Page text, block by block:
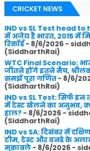
CRICKET NEWS
IND vs SL Test head to
में अजेय है भारत, 2015 में
रिकॉर्ड- 8/6/2026-
(SiddharthRai)
WTC Final Scenario:
जीतने होंगे इतने मैच,
समझें पूरा गणित- 8/6/
(SiddharthRai)
IND vs SL Test: सिर्फ इन
में टेस्ट खेलने का अनुभव,
हाल?- 8/6/2026-
(SiddharthRai)
IND vs SA: दिसंबर में
टीम, टेस्ट और वनडे के
मुक़ाबले- 8/6/2026-